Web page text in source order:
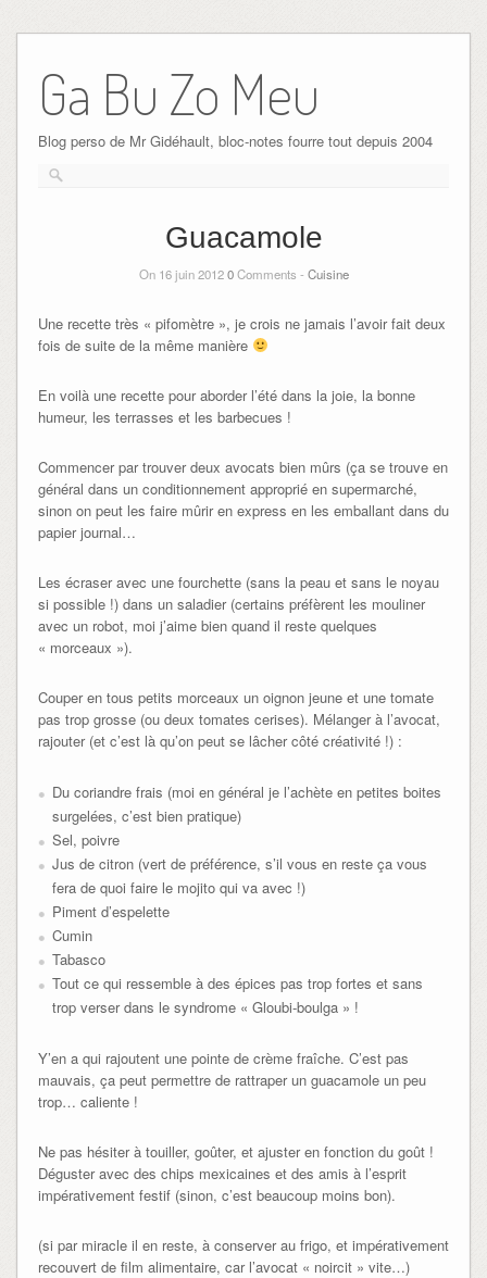
Ga Bu Zo Meu
Blog perso de Mr Gidéhault, bloc-notes fourre tout depuis 2004
Guacamole
On 16 juin 20120Comments - Cuisine
Une recette très « pifomètre », je crois ne jamais l’avoir fait deux
fois de suite de la même manière
En voilà une recette pour aborder l’été dans la joie, la bonne
humeur, les terrasses et les barbecues !
Commencer par trouver deux avocats bien mûrs (ça se trouve en
général dans un conditionnement approprié en supermarché,
sinon on peut les faire mûrir en express en les emballant dans du
papier journal…
Les écraser avec une fourchette (sans la peau et sans le noyau
si possible !) dans un saladier (certains préfèrent les mouliner
avec un robot, moi j’aime bien quand il reste quelques
« morceaux »).
Couper en tous petits morceaux un oignon jeune et une tomate
pas trop grosse (ou deux tomates cerises). Mélanger à l’avocat,
rajouter (et c’est là qu’on peut se lâcher côté créativité !) :
Du coriandre frais (moi en général je l’achète en petites boites
surgelées, c’est bien pratique)
Sel, poivre
Jus de citron (vert de préférence, s’il vous en reste ça vous
fera de quoi faire le mojito qui va avec !)
Piment d’espelette
Cumin
Tabasco
Tout ce qui ressemble à des épices pas trop fortes et sans
trop verser dans le syndrome « Gloubi-boulga » !
Y’en a qui rajoutent une pointe de crème fraîche. C’est pas
mauvais, ça peut permettre de rattraper un guacamole un peu
trop… caliente !
Ne pas hésiter à touiller, goûter, et ajuster en fonction du goût !
Déguster avec des chips mexicaines et des amis à l’esprit
impérativement festif (sinon, c’est beaucoup moins bon).
(si par miracle il en reste, à conserver au frigo, et impérativement
recouvert de film alimentaire, car l’avocat « noircit » vite…)